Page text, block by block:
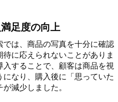
足度の向上
は、商品の写真を十分に確認
に応えられないことがありま
することで、顧客は商品を視
なり、購入後に「思っていた
減少しました。